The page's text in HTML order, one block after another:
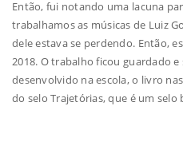
Então, fui notando uma lacuna
trabalhamos as músicas de Luiz
dele estava se perdendo. Então,
2018. O trabalho ficou guardado
desenvolvido na escola, o livro
do selo Trajetórias, que é um selo